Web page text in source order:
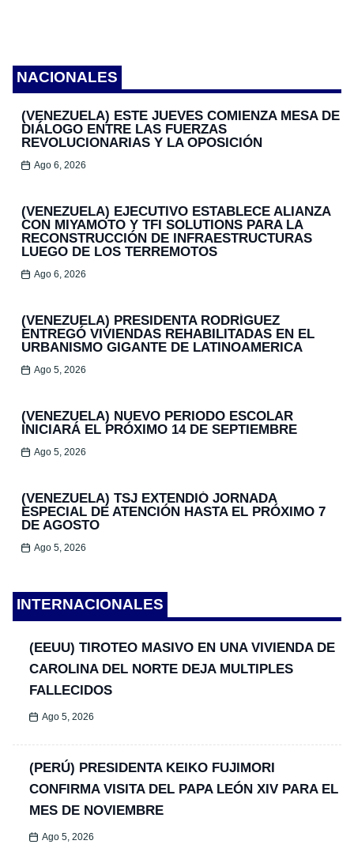
NACIONALES
(VENEZUELA) ESTE JUEVES COMIENZA MESA DE
DIÁLOGO ENTRE LAS FUERZAS
REVOLUCIONARIAS Y LA OPOSICIÓN
Ago 6, 2026
(VENEZUELA) EJECUTIVO ESTABLECE ALIANZA
CON MIYAMOTO Y TFI SOLUTIONS PARA LA
RECONSTRUCCIÓN DE INFRAESTRUCTURAS
LUEGO DE LOS TERREMOTOS
Ago 6, 2026
(VENEZUELA) PRESIDENTA RODRÍGUEZ
ENTREGÓ VIVIENDAS REHABILITADAS EN EL
URBANISMO GIGANTE DE LATINOAMERICA
Ago 5, 2026
(VENEZUELA) NUEVO PERIODO ESCOLAR
INICIARÁ EL PRÓXIMO 14 DE SEPTIEMBRE
Ago 5, 2026
(VENEZUELA) TSJ EXTENDIÓ JORNADA
ESPECIAL DE ATENCIÓN HASTA EL PRÓXIMO 7
DE AGOSTO
Ago 5, 2026
INTERNACIONALES
(EEUU) TIROTEO MASIVO EN UNA VIVIENDA DE
CAROLINA DEL NORTE DEJA MULTIPLES
FALLECIDOS
Ago 5, 2026
(PERÚ) PRESIDENTA KEIKO FUJIMORI
CONFIRMA VISITA DEL PAPA LEÓN XIV PARA EL
MES DE NOVIEMBRE
Ago 5, 2026